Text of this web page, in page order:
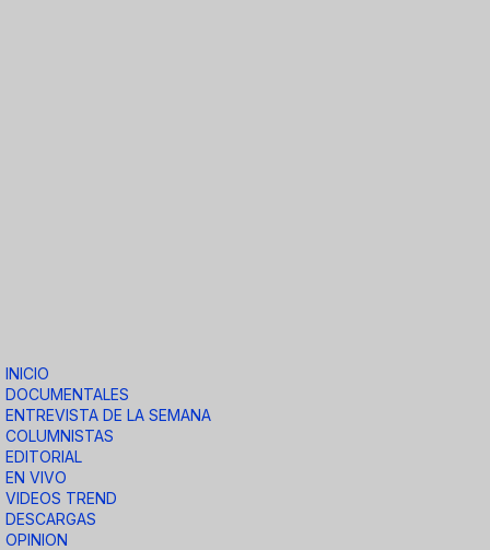
INICIO
DOCUMENTALES
ENTREVISTA DE LA SEMANA
COLUMNISTAS
EDITORIAL
EN VIVO
VIDEOS TREND
DESCARGAS
OPINION